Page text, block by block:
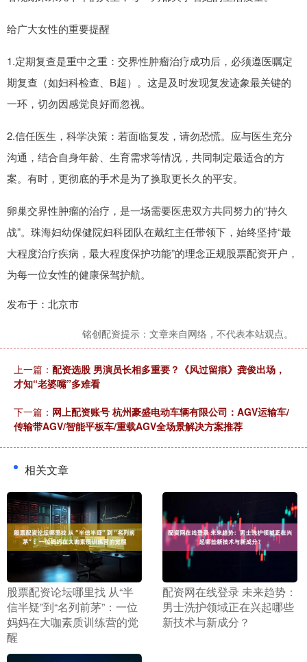
给广大女性的重要提醒
1.定期复查是重中之重：交界性肿瘤治疗成功后，必须遵医嘱定
期复查（如妇科检查、B超）。这是及时发现复发迹象最关键的
一环，切勿因感觉良好而忽视。
2.信任医生，科学决策：若面临复发，请勿恐慌。应与医生充分
沟通，结合自身年龄、生育需求等情况，共同制定最适合的方
案。有时，更彻底的手术是为了换取更长久的平安。
卵巢交界性肿瘤的治疗，是一场需要医患双方共同努力的“持久
战”。珠海妇幼保健院妇科团队在戴红主任带领下，始终坚持“最
大程度治疗疾病，最大程度保护功能”的理念正规股票配资开户，
为每一位女性的健康保驾护航。
发布于：北京市
铭创配资提示：文章来自网络，不代表本站观点。
上一篇： 配资选股 男演员长相多重要？《风过留痕》龚俊出场，
才知“老婆嘴”多难看
下一篇： 网上配资账号 杭州豪盛电动车辆有限公司：AGV运输车/
传输带AGV/智能平板车/重载AGV全场景解决方案推荐
相关文章
​股票配资论坛哪里找 从“半
信半疑”到“名列前茅”：一位
妈妈在大咖素质训练营的觉
醒
​配资网在线登录 未来趋势：
男士洗护领域正在兴起哪些
新技术与新成分？